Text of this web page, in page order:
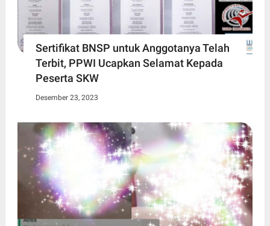
Sertifikat BNSP untuk Anggotanya Telah
Terbit, PPWI Ucapkan Selamat Kepada
Peserta SKW
Desember 23, 2023